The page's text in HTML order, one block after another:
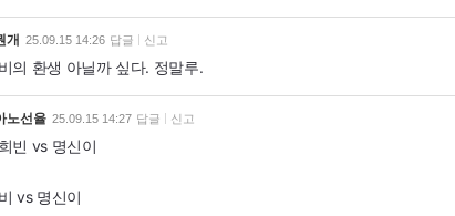
개 25.09.15 14:26 답글 신고
의 환생 아닐까 싶다. 정말루.
노선율 25.09.15 14:27 답글 신고
빈 vs 명신이
vs 명신이